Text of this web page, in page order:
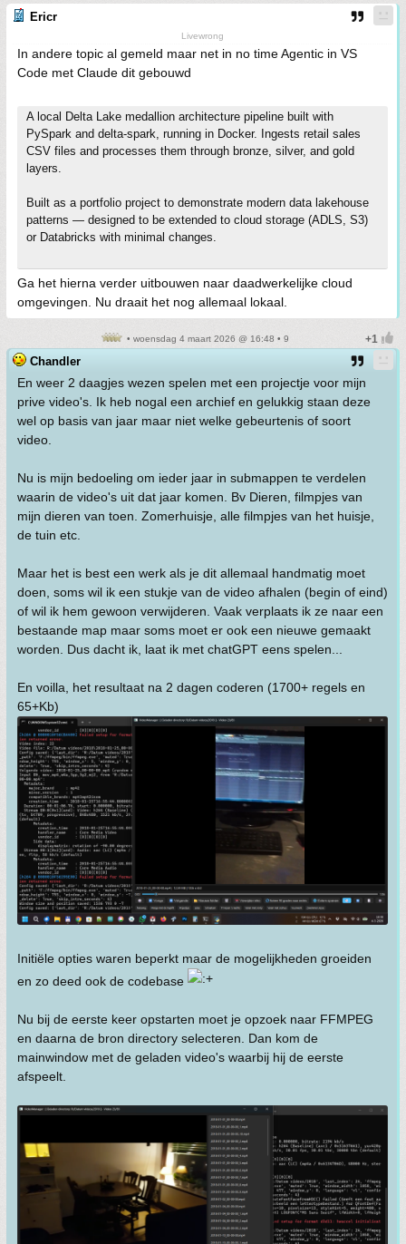
Ericr
Livewrong
In andere topic al gemeld maar net in no time Agentic in VS
Code met Claude dit gebouwd
A local Delta Lake medallion architecture pipeline built with
PySpark and delta-spark, running in Docker. Ingests retail sales
CSV files and processes them through bronze, silver, and gold
layers.
Built as a portfolio project to demonstrate modern data lakehouse
patterns — designed to be extended to cloud storage (ADLS, S3)
or Databricks with minimal changes.
Ga het hierna verder uitbouwen naar daadwerkelijke cloud
omgevingen. Nu draait het nog allemaal lokaal.
• woensdag 4 maart 2026 @ 16:48 • 9
Chandler
En weer 2 daagjes wezen spelen met een projectje voor mijn
prive video's. Ik heb nogal een archief en gelukkig staan deze
wel op basis van jaar maar niet welke gebeurtenis of soort
video.
Nu is mijn bedoeling om ieder jaar in submappen te verdelen
waarin de video's uit dat jaar komen. Bv Dieren, filmpjes van
mijn dieren van toen. Zomerhuisje, alle filmpjes van het huisje,
de tuin etc.
Maar het is best een werk als je dit allemaal handmatig moet
doen, soms wil ik een stukje van de video afhalen (begin of eind)
of wil ik hem gewoon verwijderen. Vaak verplaats ik ze naar een
bestaande map maar soms moet er ook een nieuwe gemaakt
worden. Dus dacht ik, laat ik met chatGPT eens spelen...
En voilla, het resultaat na 2 dagen coderen (1700+ regels en
65+Kb)
Initiële opties waren beperkt maar de mogelijkheden groeiden
en zo deed ook de codebase
Nu bij de eerste keer opstarten moet je opzoek naar FFMPEG
en daarna de bron directory selecteren. Dan kom de
mainwindow met de geladen video's waarbij hij de eerste
afspeelt.